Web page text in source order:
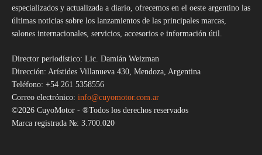
especializados y actualizada a diario, ofrecemos en el oeste argentino las
últimas noticias sobre los lanzamientos de las principales marcas,
salones internacionales, servicios, accesorios e información útil.
Director periodístico: Lic. Damián Weizman
Dirección: Arístides Villanueva 430, Mendoza, Argentina
Teléfono: +54 261 5358556
Correo electrónico: info@cuyomotor.com.ar
©2026 CuyoMotor - ®Todos los derechos reservados
Marca registrada №: 3.700.020